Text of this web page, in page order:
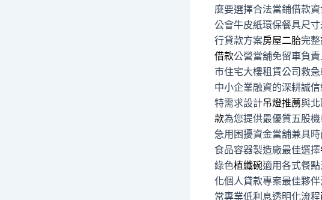
麼要選擇合法當鋪借款
公會牛皮紙環保餐具尺
行貸款方案房屋二胎完
借款公營當舖免留車負
市住宅大樓租賃公司救
中小企業融資的深耕誠
特需求設計吊燈推薦與
款為您提供最優質五股
急用困擾資金當舖兼具
食品容器製造廠最佳選擇
綠色植纖碗適用各式餐
化個人貸款專案最佳夥
常專業低利息透明化流程